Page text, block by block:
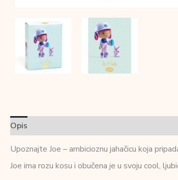
Opis
Upoznajte Joe – ambicioznu jahačicu koja
Joe ima rozu kosu i obučena je u svoju cool,